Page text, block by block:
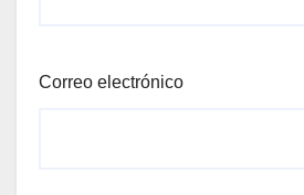
Correo electrónico